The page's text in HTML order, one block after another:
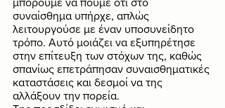
συναίσθημα υπήρχε, απλώς
λειτουργούσε με έναν υποσυνείδητο
τρόπο. Αυτό μοιάζει να εξυπηρέτησε
στην επίτευξη των στόχων της, καθώς
σπανίως επετράπησαν συναισθηματικές
καταστάσεις και δεσμοί να της
αλλάξουν την πορεία.